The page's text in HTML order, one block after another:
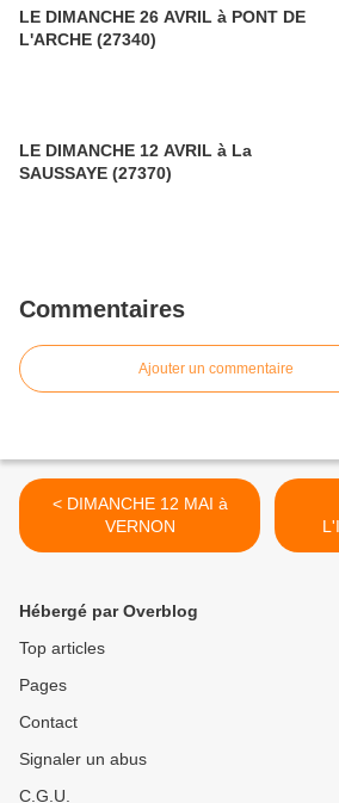
LE DIMANCHE 26 AVRIL à PONT DE
L'ARCHE (27340)
LE DIMANCHE 12 AVRIL à La
SAUSSAYE (27370)
Commentaires
Ajouter un commentaire
< DIMANCHE 12 MAI à
VERNON
Hébergé par Overblog
Top articles
Pages
Contact
Signaler un abus
C.G.U.